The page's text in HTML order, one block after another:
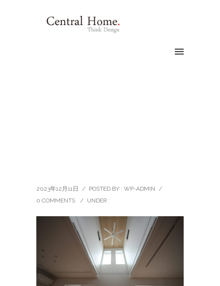
2023年12月11日 / POSTED BY : WP-ADMIN /
0 COMMENTS
/ UNDER :